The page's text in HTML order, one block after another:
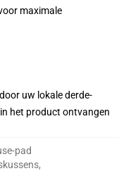
maximale
uw lokale derde-
het product ontvangen
pad
,